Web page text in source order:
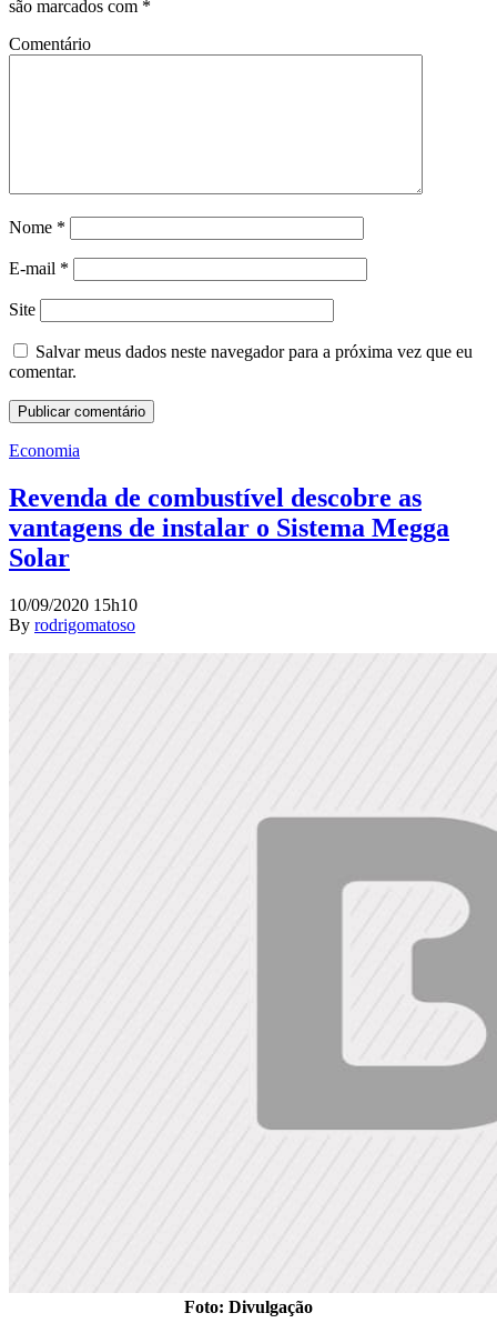
são marcados com *
Comentário
Nome *
E-mail *
Site
Salvar meus dados neste navegador para a próxima vez que eu
comentar.
Economia
Revenda de combustível descobre as
vantagens de instalar o Sistema Megga
Solar
10/09/2020 15h10
By rodrigomatoso
Foto: Divulgação